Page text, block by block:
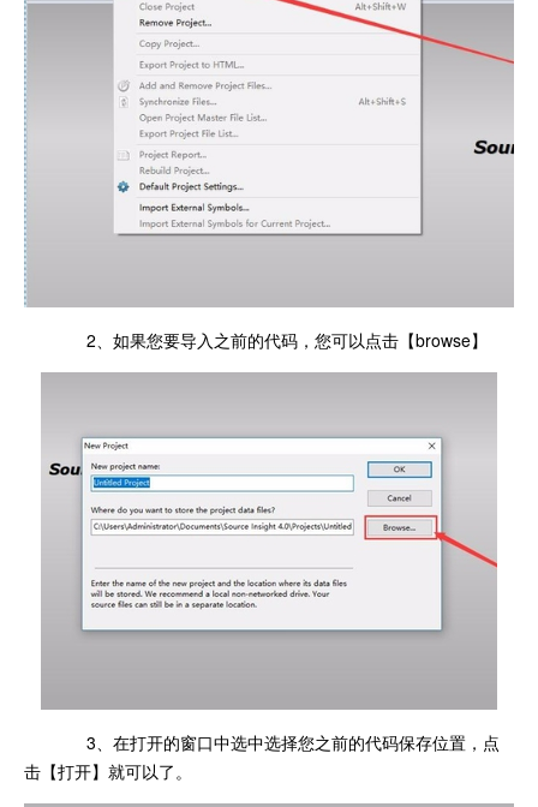
2、如果您要导入之前的代码，您可以点击【browse】
3、在打开的窗口中选中选择您之前的代码保存位置，点
击【打开】就可以了。